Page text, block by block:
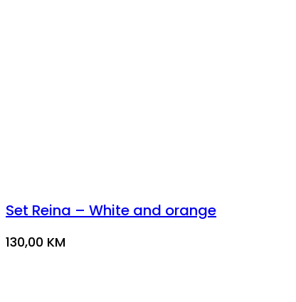
Set Reina – White and orange
130,00 KM